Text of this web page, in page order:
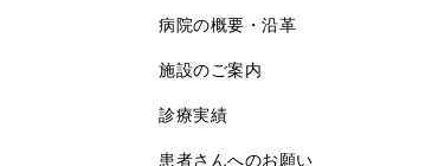
病院の概要・沿革
施設のご案内
診療実績
患者さんへのお願い